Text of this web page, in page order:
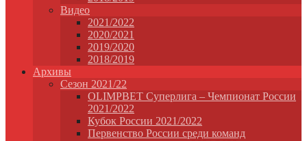
Видео
2021/2022
2020/2021
2019/2020
2018/2019
Архивы
Сезон 2021/22
OLIMPBET Суперлига – Чемпионат России
2021/2022
Кубок России 2021/2022
Первенство России среди команд